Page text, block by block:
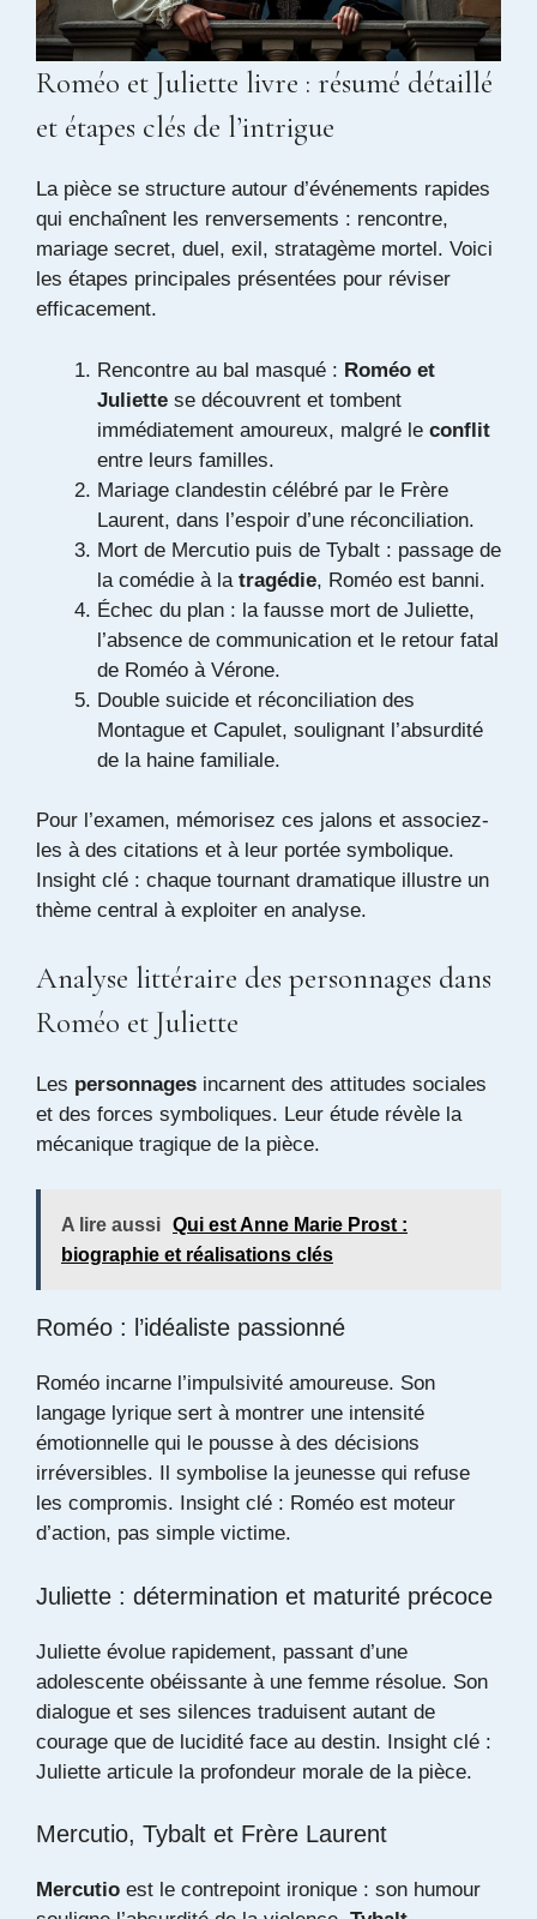
Roméo et Juliette livre : résumé détaillé
et étapes clés de l’intrigue
La pièce se structure autour d’événements rapides
qui enchaînent les renversements : rencontre,
mariage secret, duel, exil, stratagème mortel. Voici
les étapes principales présentées pour réviser
efficacement.
Rencontre au bal masqué : Roméo et
Juliette se découvrent et tombent
immédiatement amoureux, malgré le conflit
entre leurs familles.
Mariage clandestin célébré par le Frère
Laurent, dans l’espoir d’une réconciliation.
Mort de Mercutio puis de Tybalt : passage de
la comédie à la tragédie, Roméo est banni.
Échec du plan : la fausse mort de Juliette,
l’absence de communication et le retour fatal
de Roméo à Vérone.
Double suicide et réconciliation des
Montague et Capulet, soulignant l’absurdité
de la haine familiale.
Pour l’examen, mémorisez ces jalons et associez-
les à des citations et à leur portée symbolique.
Insight clé : chaque tournant dramatique illustre un
thème central à exploiter en analyse.
Analyse littéraire des personnages dans
Roméo et Juliette
Les personnages incarnent des attitudes sociales
et des forces symboliques. Leur étude révèle la
mécanique tragique de la pièce.
A lire aussi Qui est Anne Marie Prost :
biographie et réalisations clés
Roméo : l’idéaliste passionné
Roméo incarne l’impulsivité amoureuse. Son
langage lyrique sert à montrer une intensité
émotionnelle qui le pousse à des décisions
irréversibles. Il symbolise la jeunesse qui refuse
les compromis. Insight clé : Roméo est moteur
d’action, pas simple victime.
Juliette : détermination et maturité précoce
Juliette évolue rapidement, passant d’une
adolescente obéissante à une femme résolue. Son
dialogue et ses silences traduisent autant de
courage que de lucidité face au destin. Insight clé :
Juliette articule la profondeur morale de la pièce.
Mercutio, Tybalt et Frère Laurent
Mercutio est le contrepoint ironique : son humour